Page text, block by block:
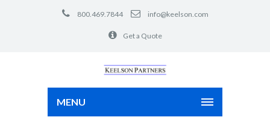
800.469.7844 info@keelson.com
Get a Quote
MENU